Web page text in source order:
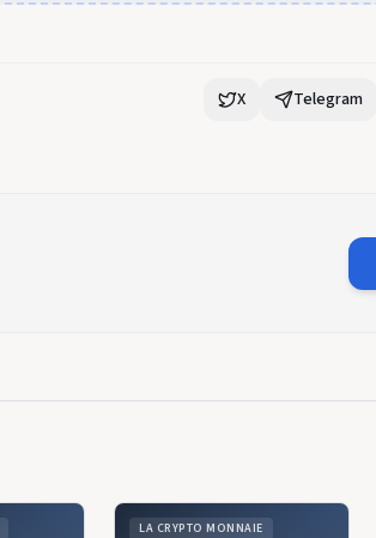
X Telegram
LA CRYPTO MONNAIE